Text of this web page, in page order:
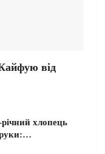
від
хлопець
руки:…